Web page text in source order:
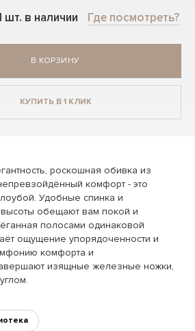
шт. в наличии Где посмотреть?
В КОРЗИНУ
КУПИТЬ В 1 КЛИК
роскошная обивка из
комфорт - это
Удобные спинка и
обещают вам покой и
полосами одинаковой
ощущение упорядоченности и
комфорта и
изящные железные ножки,